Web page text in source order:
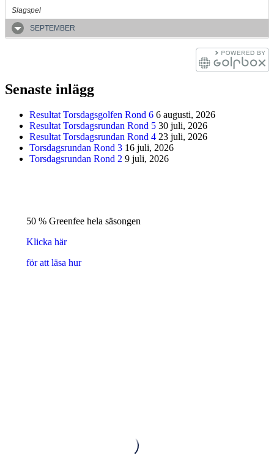
Slagspel
SEPTEMBER
Senaste inlägg
Resultat Torsdagsgolfen Rond 6 6 augusti, 2026
Resultat Torsdagsrundan Rond 5 30 juli, 2026
Resultat Torsdagsrundan Rond 4 23 juli, 2026
Torsdagsrundan Rond 3 16 juli, 2026
Torsdagsrundan Rond 2 9 juli, 2026
50 % Greenfee hela säsongen
Klicka här
för att läsa hur